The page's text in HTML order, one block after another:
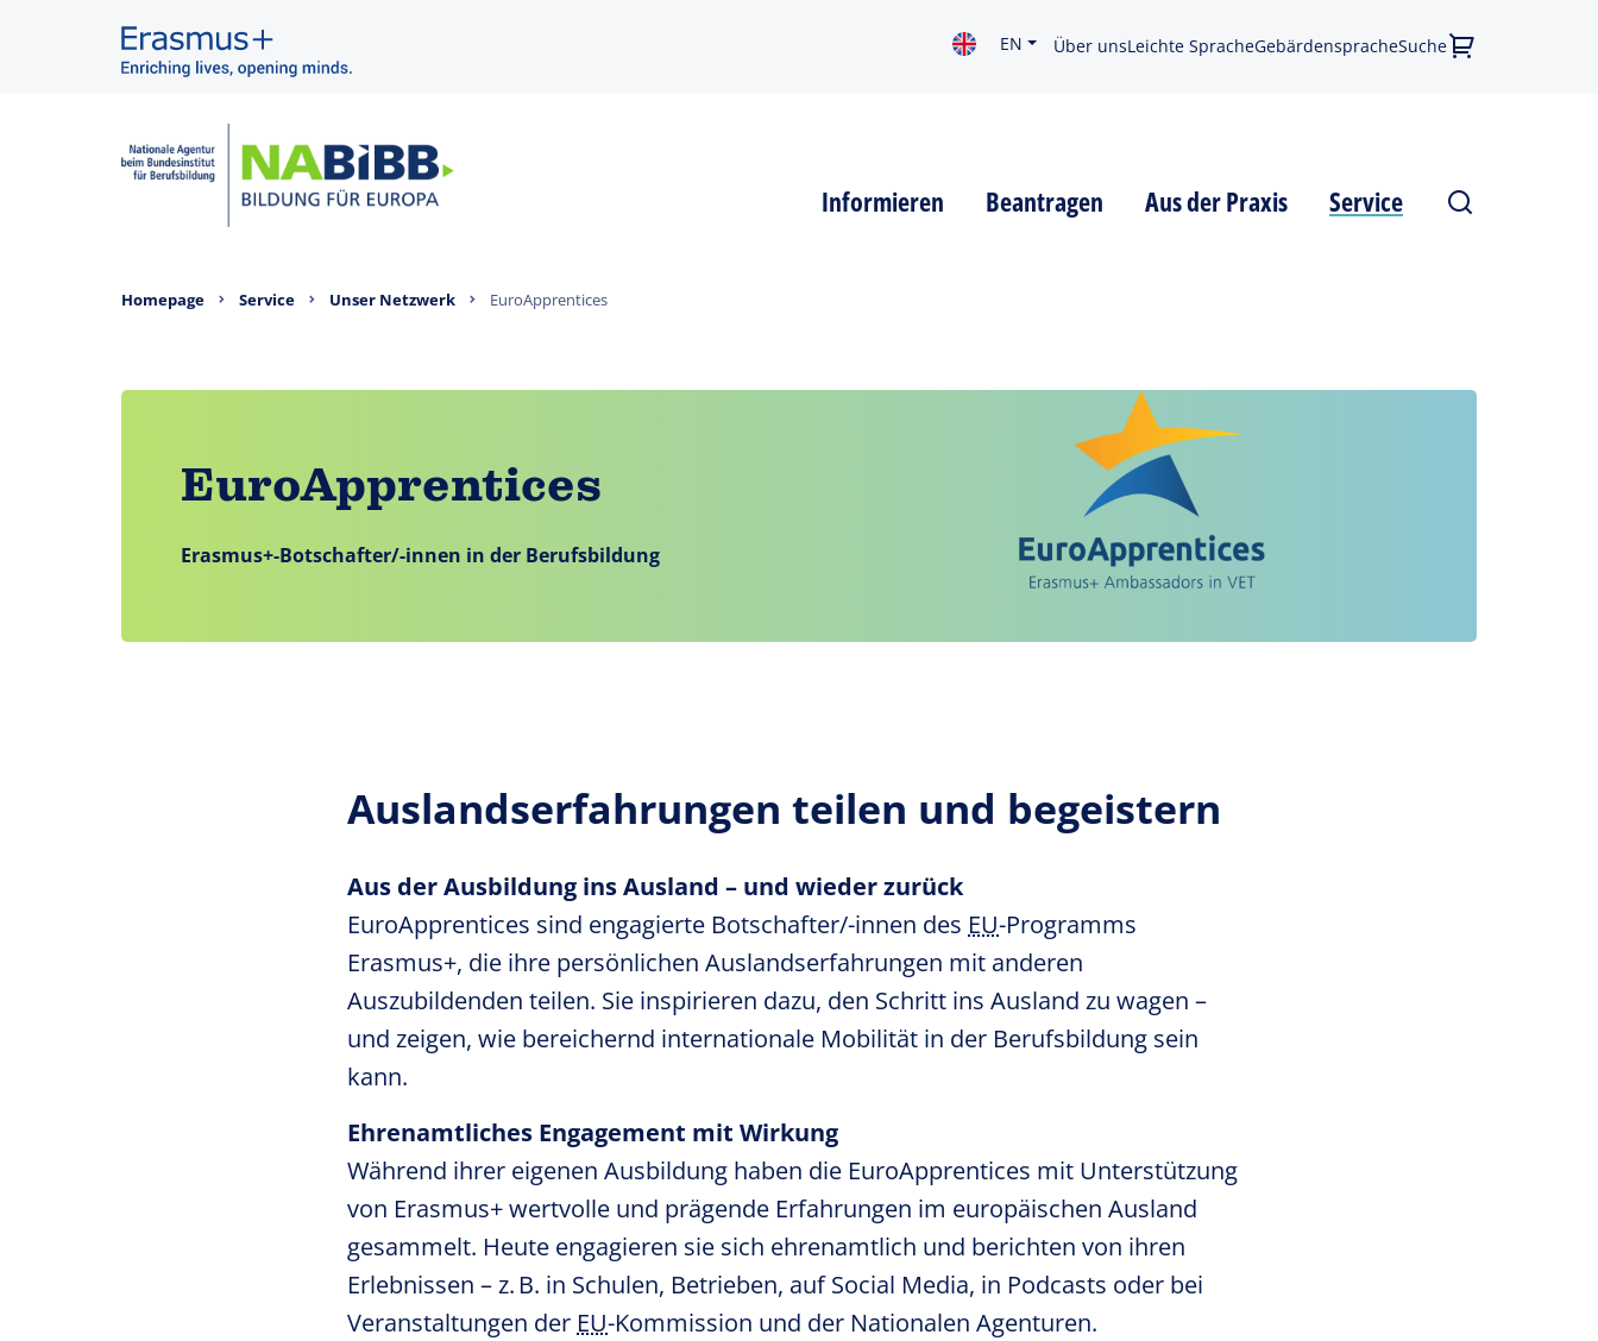
EN Über unsLeichte SpracheGebärdenspracheSuche
Informieren Beantragen Aus der Praxis Service
Homepage Service Unser Netzwerk EuroApprentices
EuroApprentices
Erasmus+-Botschafter/-innen in der Berufsbildung
Auslandserfahrungen teilen und begeistern
Aus der Ausbildung ins Ausland – und wieder zurück
EuroApprentices sind engagierte Botschafter/-innen des EU-Programms
Erasmus+, die ihre persönlichen Auslandserfahrungen mit anderen
Auszubildenden teilen. Sie inspirieren dazu, den Schritt ins Ausland zu wagen –
und zeigen, wie bereichernd internationale Mobilität in der Berufsbildung sein
kann.
Ehrenamtliches Engagement mit Wirkung
Während ihrer eigenen Ausbildung haben die EuroApprentices mit Unterstützung
von Erasmus+ wertvolle und prägende Erfahrungen im europäischen Ausland
gesammelt. Heute engagieren sie sich ehrenamtlich und berichten von ihren
Erlebnissen – z. B. in Schulen, Betrieben, auf Social Media, in Podcasts oder bei
Veranstaltungen der EU-Kommission und der Nationalen Agenturen.